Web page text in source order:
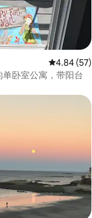
平均评分
4.84 (57)
卧室公寓，带阳台